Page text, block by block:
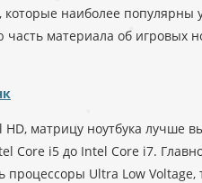
которые наиболее популярны
материала об игровых
матрицу ноутбука лучше
Core i5 до Intel Core i7.
Ultra Low Voltage,